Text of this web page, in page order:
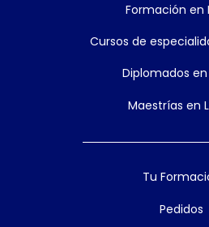
Formación en
Cursos de
Diplomados
Maestrías en
Tu
Pedidos